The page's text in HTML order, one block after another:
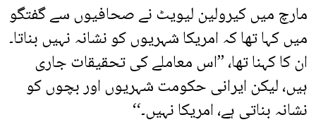
مارچ میں کیرولین لیویٹ نے صحافیوں سے گفتگو
میں کہا تھا کہ امریکا شہریوں کو نشانہ نہیں بناتا۔
ان کا کہنا تھا، ’’اس معاملے کی تحقیقات جاری
ہیں، لیکن ایرانی حکومت شہریوں اور بچوں کو
نشانہ بناتی ہے، امریکا نہیں۔‘‘